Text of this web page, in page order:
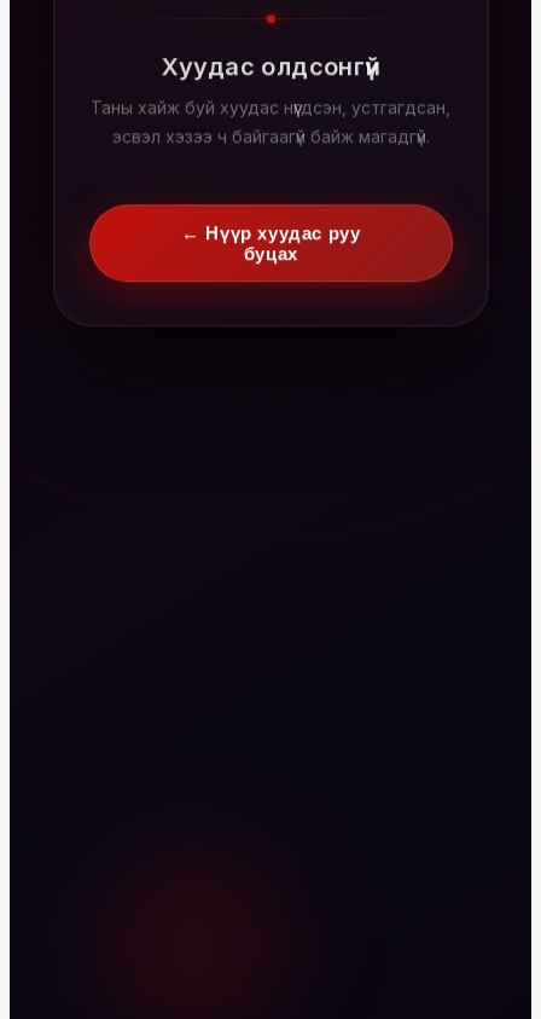
Хуудас олдсонгүй
Таны хайж буй хуудас нүүгдсэн, устгагдсан,
эсвэл хэзээ ч байгаагүй байж магадгүй.
← Нүүр хуудас руу
буцах